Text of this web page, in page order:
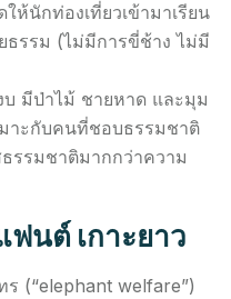
ห้นักท่องเที่ยวเข้ามาเรียน
ธรรม (ไม่มีการขี่ช้าง ไม่มี
บ มีป่าไม้ ชายหาด และมุม
าะกับคนที่ชอบธรรมชาติ
รรมชาติมากกว่าความ
ฟนต์ เกาะยาว
ร (“elephant welfare”)